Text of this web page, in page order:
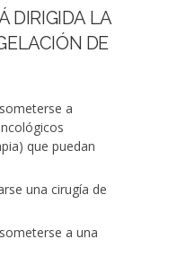
DIRIGIDA LA
DE
a
que puedan
una cirugía de
a una